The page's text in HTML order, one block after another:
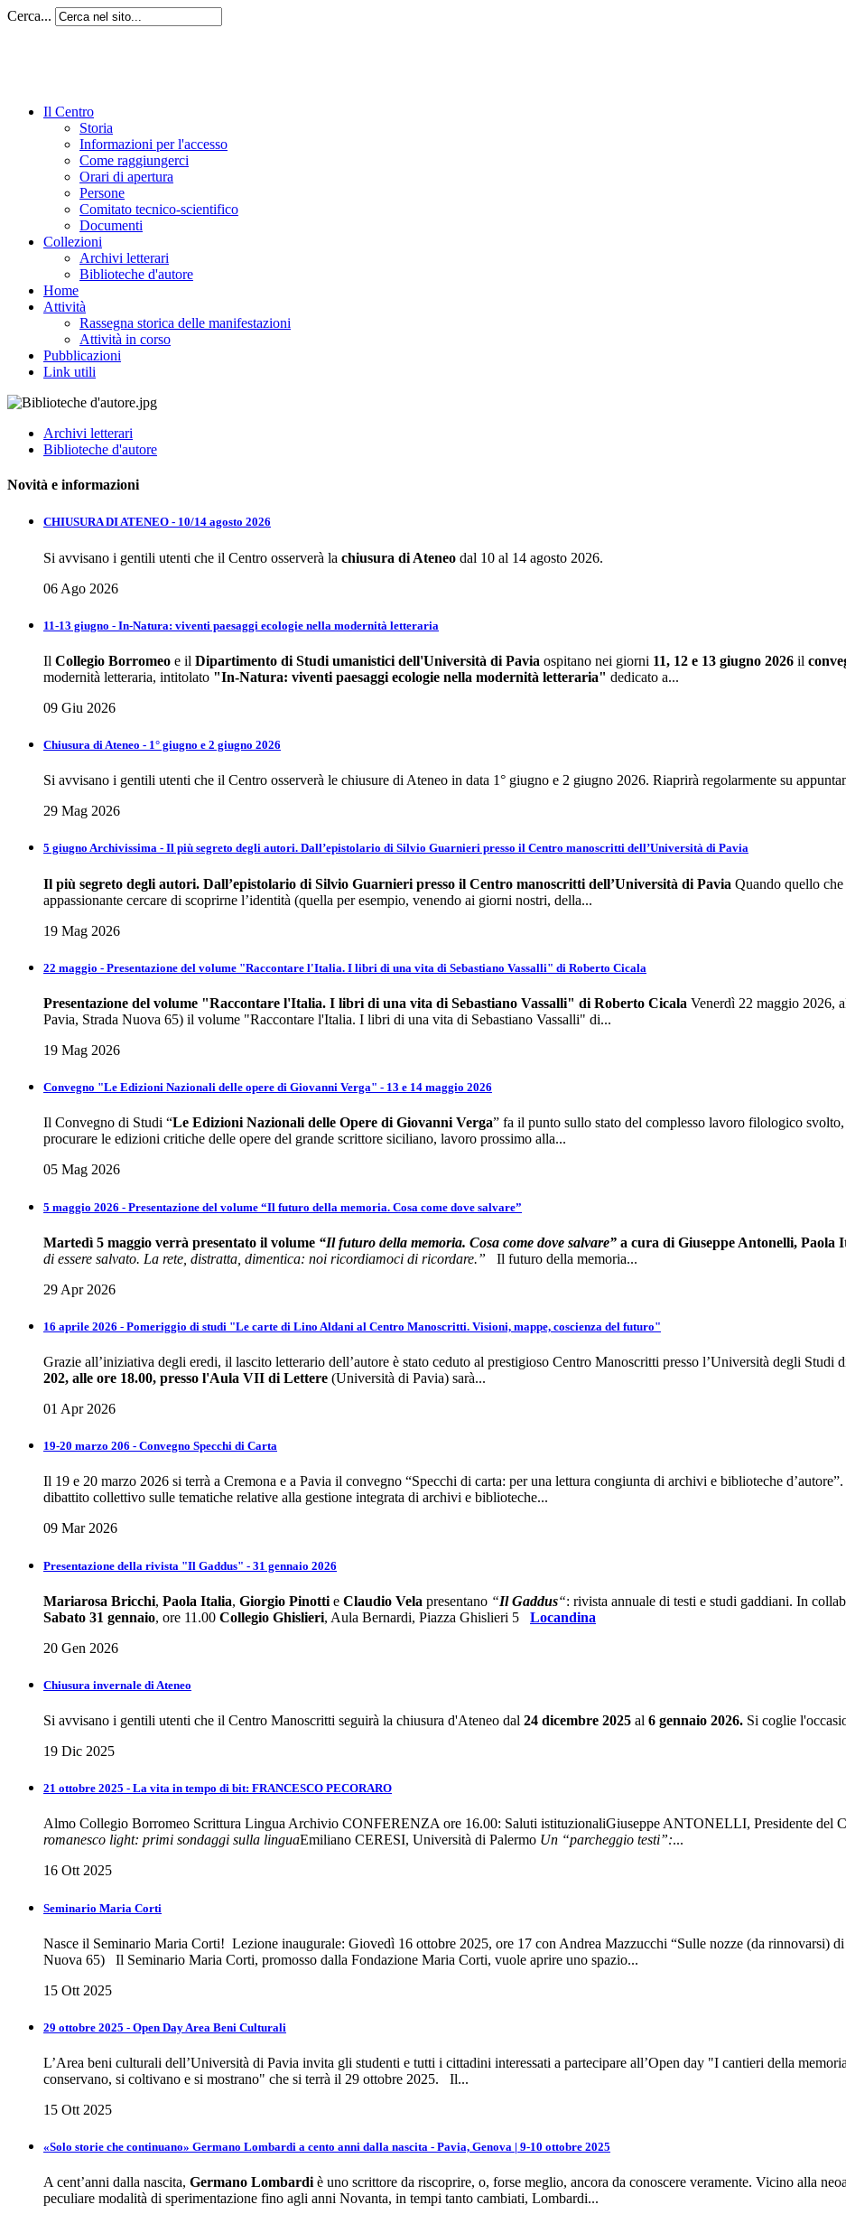
Cerca...
Il Centro
Storia
Informazioni per l'accesso
Come raggiungerci
Orari di apertura
Persone
Comitato tecnico-scientifico
Documenti
Collezioni
Archivi letterari
Biblioteche d'autore
Home
Attività
Rassegna storica delle manifestazioni
Attività in corso
Pubblicazioni
Link utili
Archivi letterari
Biblioteche d'autore
Novità e informazioni
CHIUSURA DI ATENEO - 10/14 agosto 2026
Si avvisano i gentili utenti che il Centro osserverà la chiusura di Ateneo dal 10 al 14 agosto 2026.
06 Ago 2026
11-13 giugno - In-Natura: viventi paesaggi ecologie nella modernità letteraria
Il Collegio Borromeo e il Dipartimento di Studi umanistici dell'Università di Pavia ospitano nei giorni 11, 12 e 13 giugno 2026 il
modernità letteraria, intitolato "In-Natura: viventi paesaggi ecologie nella modernità letteraria" dedicato a...
09 Giu 2026
Chiusura di Ateneo - 1° giugno e 2 giugno 2026
Si avvisano i gentili utenti che il Centro osserverà le chiusure di Ateneo in data 1° giugno e 2 giugno 2026. Riaprirà regolarmente su
29 Mag 2026
5 giugno Archivissima - Il più segreto degli autori. Dall’epistolario di Silvio Guarnieri presso il Centro manoscritti dell’Università di Pavia
Il più segreto degli autori. Dall’epistolario di Silvio Guarnieri presso il Centro manoscritti dell’Università di Pavia Quando quello
appassionante cercare di scoprirne l’identità (quella per esempio, venendo ai giorni nostri, della...
19 Mag 2026
22 maggio - Presentazione del volume "Raccontare l'Italia. I libri di una vita di Sebastiano Vassalli" di Roberto Cicala
Presentazione del volume "Raccontare l'Italia. I libri di una vita di Sebastiano Vassalli" di Roberto Cicala Venerdì 22 maggio 2026,
Pavia, Strada Nuova 65) il volume "Raccontare l'Italia. I libri di una vita di Sebastiano Vassalli" di...
19 Mag 2026
Convegno "Le Edizioni Nazionali delle opere di Giovanni Verga" - 13 e 14 maggio 2026
Il Convegno di Studi “Le Edizioni Nazionali delle Opere di Giovanni Verga” fa il punto sullo stato del complesso lavoro filologico svolto,
procurare le edizioni critiche delle opere del grande scrittore siciliano, lavoro prossimo alla...
05 Mag 2026
5 maggio 2026 - Presentazione del volume “Il futuro della memoria. Cosa come dove salvare”
Martedì 5 maggio verrà presentato il volume “Il futuro della memoria. Cosa come dove salvare” a cura di Giuseppe Antonelli, Paola
di essere salvato. La rete, distratta, dimentica: noi ricordiamoci di ricordare.”
Il futuro della memoria...
29 Apr 2026
16 aprile 2026 - Pomeriggio di studi "Le carte di Lino Aldani al Centro Manoscritti. Visioni, mappe, coscienza del futuro"
Grazie all’iniziativa degli eredi, il lascito letterario dell’autore è stato ceduto al prestigioso Centro Manoscritti presso l’Università degli Studi
202, alle ore 18.00, presso l'Aula VII di Lettere (Università di Pavia) sarà...
01 Apr 2026
19-20 marzo 206 - Convegno Specchi di Carta
Il 19 e 20 marzo 2026 si terrà a Cremona e a Pavia il convegno “Specchi di carta: per una lettura congiunta di archivi e biblioteche
dibattito collettivo sulle tematiche relative alla gestione integrata di archivi e biblioteche...
09 Mar 2026
Presentazione della rivista "Il Gaddus" - 31 gennaio 2026
Mariarosa Bricchi, Paola Italia, Giorgio Pinotti e Claudio Vela presentano “Il Gaddus“: rivista annuale di testi e studi gaddiani. In
Sabato 31 gennaio, ore 11.00 Collegio Ghislieri, Aula Bernardi, Piazza Ghislieri 5 Locandina
20 Gen 2026
Chiusura invernale di Ateneo
Si avvisano i gentili utenti che il Centro Manoscritti seguirà la chiusura d'Ateneo dal 24 dicembre 2025 al 6 gennaio 2026. Si coglie
19 Dic 2025
21 ottobre 2025 - La vita in tempo di bit: FRANCESCO PECORARO
Almo Collegio Borromeo Scrittura Lingua Archivio CONFERENZA ore 16.00: Saluti istituzionaliGiuseppe ANTONELLI, Presidente del
romanesco light: primi sondaggi sulla linguaEmiliano CERESI, Università di Palermo Un “parcheggio testi”:...
16 Ott 2025
Seminario Maria Corti
Nasce il Seminario Maria Corti! Lezione inaugurale: Giovedì 16 ottobre 2025, ore 17 con Andrea Mazzucchi “Sulle nozze (da rinnovarsi)
Nuova 65) Il Seminario Maria Corti, promosso dalla Fondazione Maria Corti, vuole aprire uno spazio...
15 Ott 2025
29 ottobre 2025 - Open Day Area Beni Culturali
L’Area beni culturali dell’Università di Pavia invita gli studenti e tutti i cittadini interessati a partecipare all’Open day "I cantieri della
conservano, si coltivano e si mostrano" che si terrà il 29 ottobre 2025. Il...
15 Ott 2025
«Solo storie che continuano» Germano Lombardi a cento anni dalla nascita - Pavia, Genova | 9-10 ottobre 2025
A cent’anni dalla nascita, Germano Lombardiè uno scrittore da riscoprire, o, forse meglio, ancora da conoscere veramente. Vicino alla
peculiare modalità di sperimentazione fino agli anni Novanta, in tempi tanto cambiati, Lombardi...